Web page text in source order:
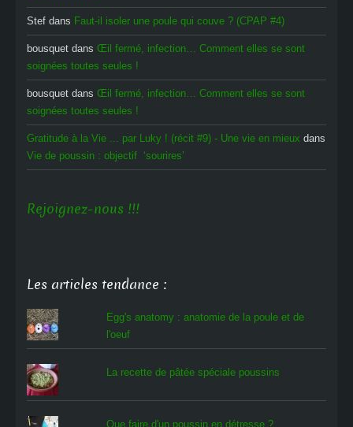
Stef dans Faut-il isoler une poule qui couve ? (CPAP #4)
bousquet dans Œil fermé, infection… Comment elles se sont
soignées toutes seules !
bousquet dans Œil fermé, infection… Comment elles se sont
soignées toutes seules !
Gratitude à la Vie ... par Luky ! (récit #9) - Une vie en mieux dans
Vie de poussin : objectif ‘sourires’
Rejoignez-nous !!!
Les articles tendance :
Egg's anatomy : anatomie de la poule et de
l'oeuf
La recette de pâtée spéciale poussins
Que faire d'un poussin en détresse ?